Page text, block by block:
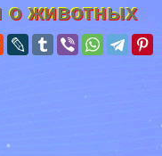
о животных